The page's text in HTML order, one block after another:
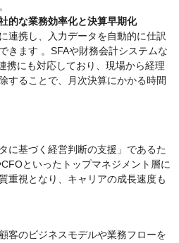
的な業務効率化と決算早期化
連携し、入力データを自動的に仕訳
きます 。SFAや財務会計システムな
携にも対応しており、現場から経理
することで、月次決算にかかる時間
に基づく経営判断の支援」であるた
といったトップマネジメント層に
重視となり、キャリアの成長速度も
客のビジネスモデルや業務フローを